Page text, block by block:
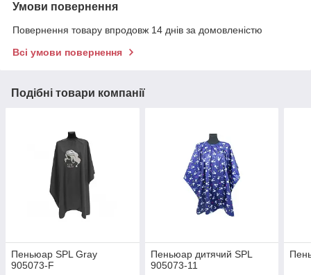
Умови повернення
Повернення товару впродовж 14 днів за домовленістю
Всі умови повернення
Подібні товари компанії
Пеньюар SPL Gray
905073-F
Пеньюар дитячий SPL
905073-11